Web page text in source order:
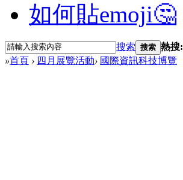
如何貼emoji🤔
搜索 搜索 熱搜:
»首頁 › 四月展覽活動› 國際資訊科技博覽